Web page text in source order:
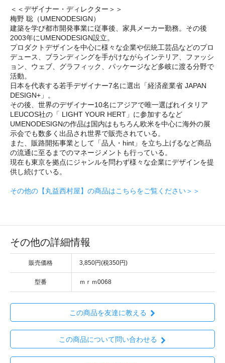
＜＜デザイナー・ディレクター＞＞
梅野 聡（UMENODESIGN）
建築を学び都市開発事業に従事後、家具メーカー勤務。その後
2003年にUMENODESIGN設立。
プロダクトデザインを中心に様々な企業や伝統工芸品などのプロ
デュース、ブランディングを手がけながらインテリア、ファッシ
ョン、ウェブ、グラフィック、パッケージなど多岐に渡る分野で
活動。
日本を代表する若手デザイナー7名に選出「経済産業省 JAPAN
DESIGN+」。
その後、世界のデザイナー10名にアジアで唯一選ばれイタリア
LEUCOS社の「 LIGHT YOUR HERT」に参加するなど
UMENODESIGNの作品は国内はもちろん欧米を中心に海外の展
示会でも数多く出品され世界で販売されている。
また、販路開拓事業として「品人・hint」を立ち上げるなど商品
の流通に至るまでのマネージメントも行っている。
現在も東京を拠点にジャンルを問わず様々な企業にデザインを提
供し続けている。
その他の【丸益西村屋】の商品はこちらをご覧ください＞＞
その他の詳細情報
販売価格 3,850円(税350円)
型番 ｍｒｍ0068
この商品を友達に教える
この商品について問い合わせる